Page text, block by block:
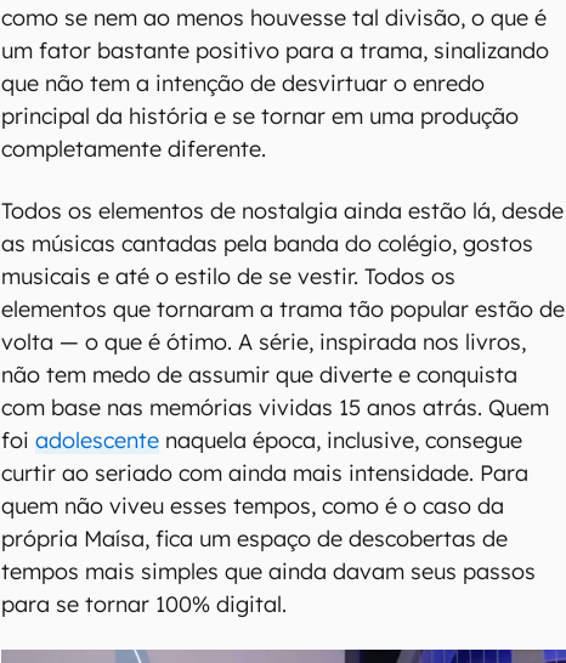
como se nem ao menos houvesse tal divisão, o que é
um fator bastante positivo para a trama, sinalizando
que não tem a intenção de desvirtuar o enredo
principal da história e se tornar em uma produção
completamente diferente.
Todos os elementos de nostalgia ainda estão lá, desde
as músicas cantadas pela banda do colégio, gostos
musicais e até o estilo de se vestir. Todos os
elementos que tornaram a trama tão popular estão de
volta — o que é ótimo. A série, inspirada nos livros,
não tem medo de assumir que diverte e conquista
com base nas memórias vividas 15 anos atrás. Quem
foiadolescente naquela época, inclusive, consegue
curtir ao seriado com ainda mais intensidade. Para
quem não viveu esses tempos, como é o caso da
própria Maísa, fica um espaço de descobertas de
tempos mais simples que ainda davam seus passos
para se tornar 100% digital.